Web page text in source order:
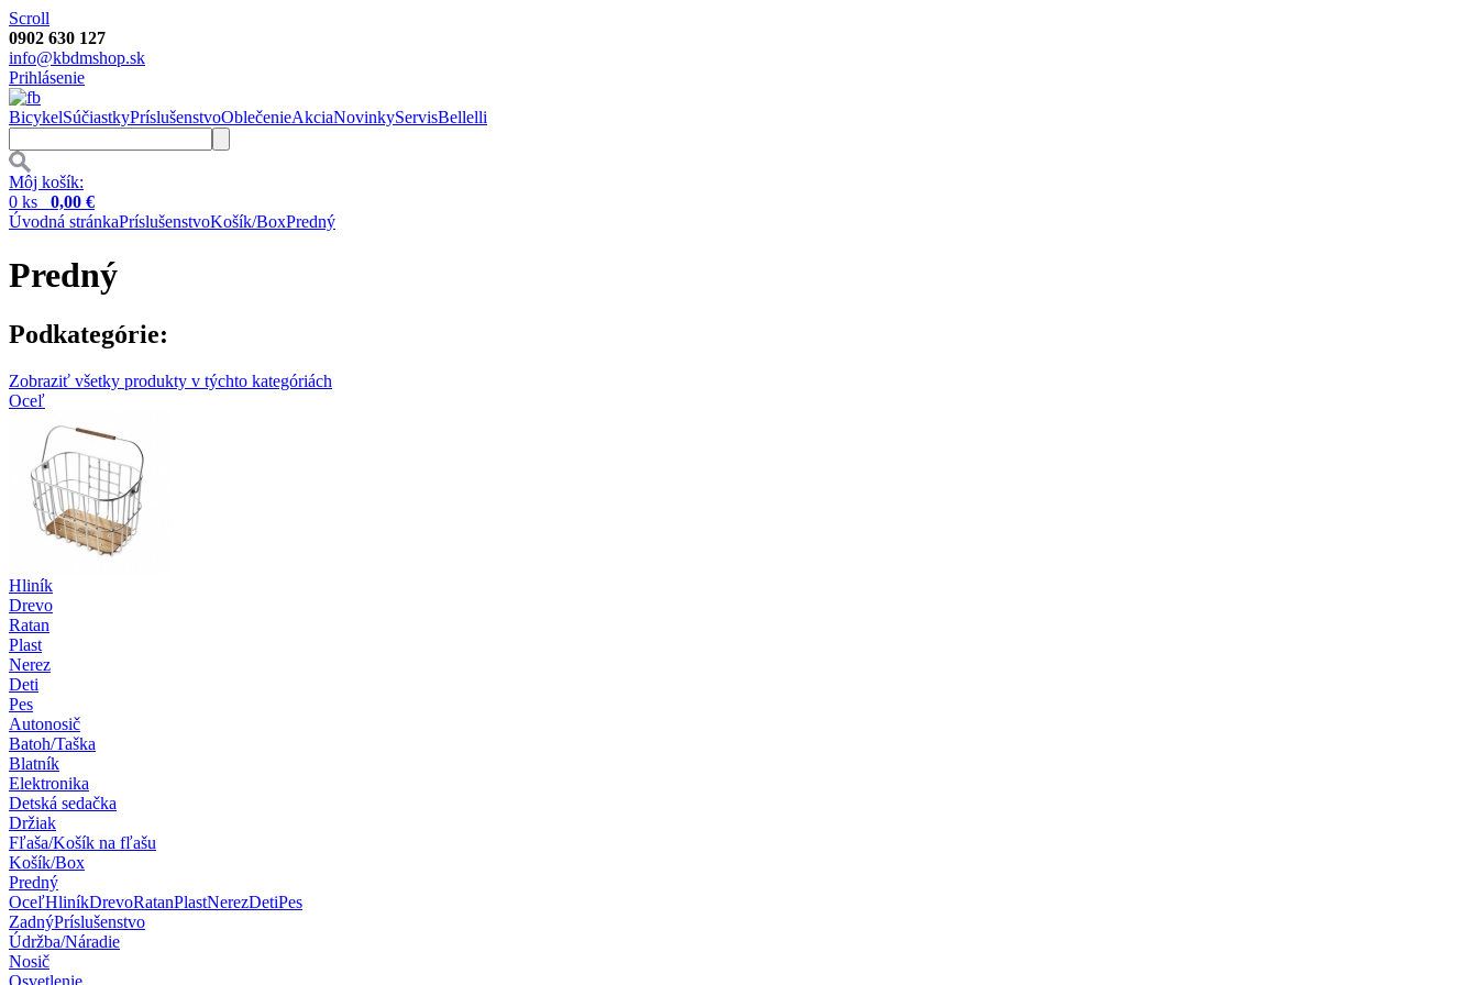
Scroll
0902 630 127
info@kbdmshop.sk
Prihlásenie
BicykelSúčiastkyPríslušenstvoOblečenieAkciaNovinkyServisBellelli
Môj košík:
0 ks 0,00 €
Úvodná stránkaPríslušenstvoKošík/BoxPredný
Predný
Podkategórie:
Zobraziť všetky produkty v týchto kategóriách
Oceľ
Hliník
Drevo
Ratan
Plast
Nerez
Deti
Pes
Autonosič
Batoh/Taška
Blatník
Elektronika
Detská sedačka
Držiak
Fľaša/Košík na fľašu
Košík/Box
Predný
OceľHliníkDrevoRatanPlastNerezDetiPes
ZadnýPríslušenstvo
Údržba/Náradie
Nosič
Osvetlenie